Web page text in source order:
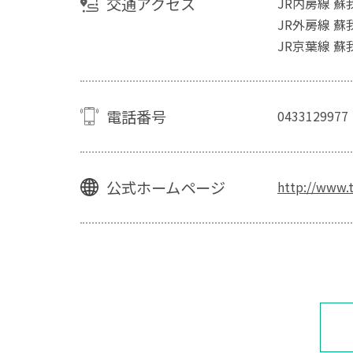
JR外房線 蘇
JR京葉線 蘇
電話番号 0433129977
公式ホームページ http://